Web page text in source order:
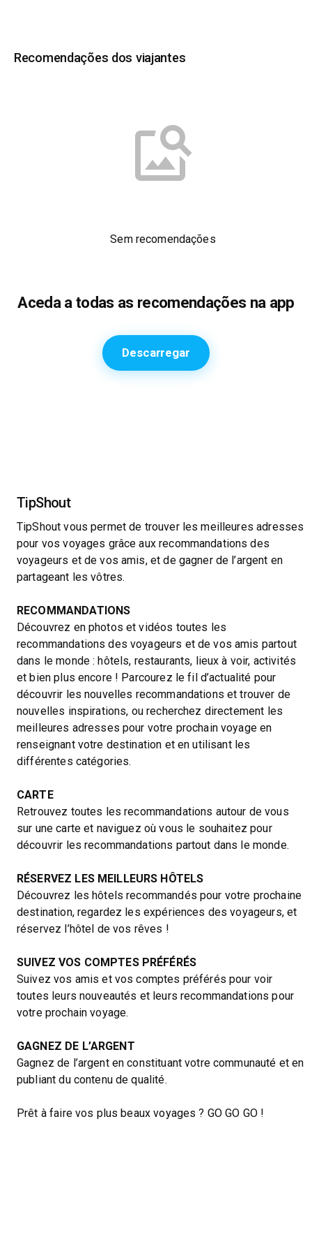
Recomendações dos viajantes
Sem recomendações
Aceda a todas as recomendações na app
Descarregar
TipShout
TipShout vous permet de trouver les meilleures adresses
pour vos voyages grâce aux recommandations des
voyageurs et de vos amis, et de gagner de l’argent en
partageant les vôtres.
RECOMMANDATIONS
Découvrez en photos et vidéos toutes les
recommandations des voyageurs et de vos amis partout
dans le monde : hôtels, restaurants, lieux à voir, activités
et bien plus encore ! Parcourez le fil d’actualité pour
découvrir les nouvelles recommandations et trouver de
nouvelles inspirations, ou recherchez directement les
meilleures adresses pour votre prochain voyage en
renseignant votre destination et en utilisant les
différentes catégories.
CARTE
Retrouvez toutes les recommandations autour de vous
sur une carte et naviguez où vous le souhaitez pour
découvrir les recommandations partout dans le monde.
RÉSERVEZ LES MEILLEURS HÔTELS
Découvrez les hôtels recommandés pour votre prochaine
destination, regardez les expériences des voyageurs, et
réservez l’hôtel de vos rêves !
SUIVEZ VOS COMPTES PRÉFÉRÉS
Suivez vos amis et vos comptes préférés pour voir
toutes leurs nouveautés et leurs recommandations pour
votre prochain voyage.
GAGNEZ DE L’ARGENT
Gagnez de l’argent en constituant votre communauté et en
publiant du contenu de qualité.
Prêt à faire vos plus beaux voyages ? GO GO GO !